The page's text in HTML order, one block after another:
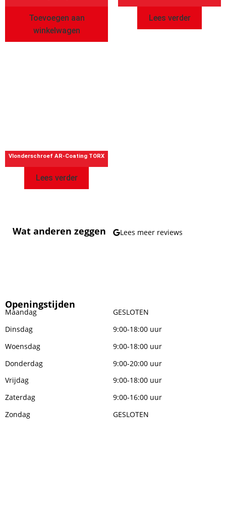
Toevoegen aan
winkelwagen
Lees verder
Vlonderschroef AR-Coating TORX
Lees verder
Wat anderen zeggen Lees meer reviews
Openingstijden
Maandag
GESLOTEN
Dinsdag
9:00-18:00 uur
Woensdag
9:00-18:00 uur
Donderdag
9:00-20:00 uur
Vrijdag
9:00-18:00 uur
Zaterdag
9:00-16:00 uur
Zondag
GESLOTEN